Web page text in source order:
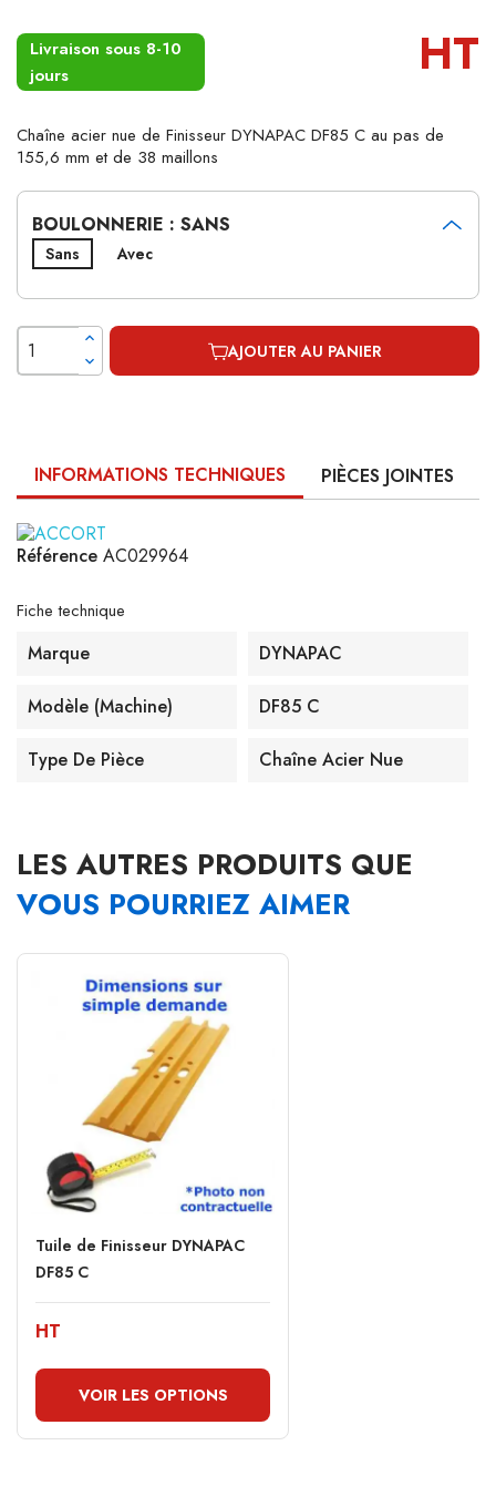
Livraison sous 8-10
jours
HT
Chaîne acier nue de Finisseur DYNAPAC DF85 C au pas de
155,6 mm et de 38 maillons
BOULONNERIE : SANS
Sans Avec
AJOUTER AU PANIER
INFORMATIONS TECHNIQUES PIÈCES JOINTES
Référence AC029964
Fiche technique
Marque DYNAPAC
Modèle (machine) DF85 C
Type De Pièce Chaîne Acier Nue
LES AUTRES PRODUITS QUE
VOUS POURRIEZ AIMER
Tuile de Finisseur DYNAPAC
DF85 C
HT
VOIR LES OPTIONS